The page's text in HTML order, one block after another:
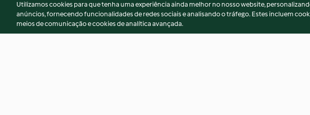
Utilizamos cookies para que tenha uma experiência ainda melhor no nosso website,
anúncios, fornecendo funcionalidades de redes sociais e analisando o tráfego. Estes incluem
meios de comunicação e cookies de analítica avançada.